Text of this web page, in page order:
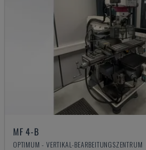
MF 4-B
OPTIMUM - VERTIKAL-BEARBEITUNGSZENTRUM